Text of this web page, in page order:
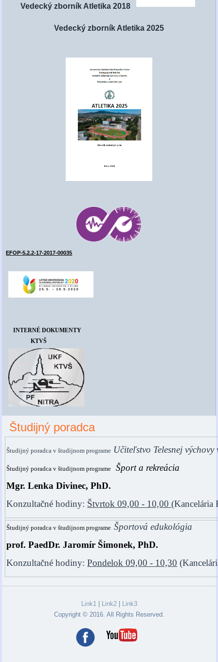
Vedecký zborník Atletika 2018
Vedecký zborník Atletika 2025
EFOP-5.2.2-17-2017-00035
     INTERNÉ DOKUMENTY
                 KTVŠ
Študijný poradca
Študijný poradca v študijnom programe Učiteľstvo Telesnej
Študijný poradca v študijnom programe
Šport a rekreácia
Mgr. Lenka Divinec, PhD.
Konzultačné hodiny: Štvrtok 09,00 - 10,00
Študijný poradca v študijnom programeŠportová edukológia
prof. PaedDr. Jaromír Šimonek, PhD.
Konzultačné hodiny:Pondelok 09,00 - 10,30
Link1| Link2|
Link3
Copyright © 2016. All Rights Reserved.